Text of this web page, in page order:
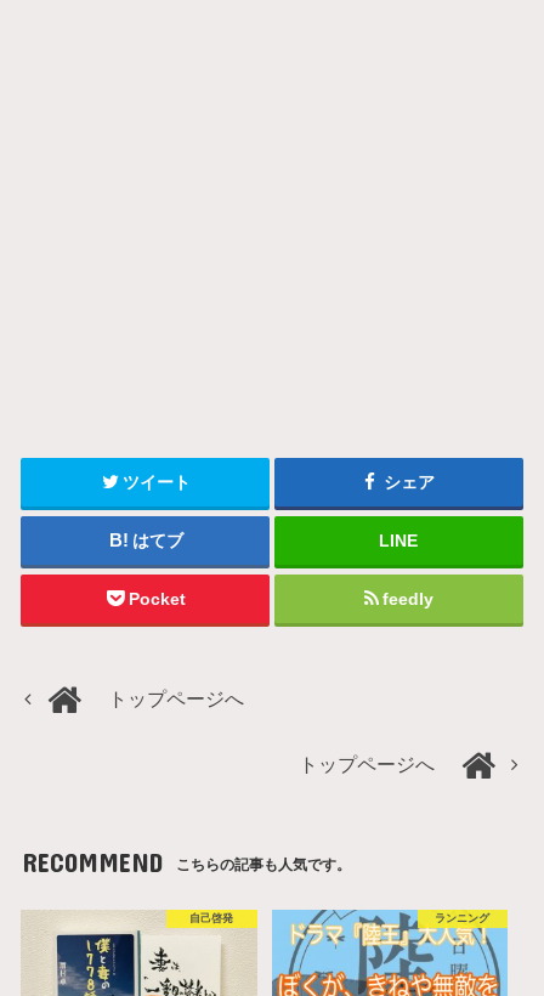
ツイート シェア
はてブ LINE
Pocket feedly
トップページへ
トップページへ
RECOMMEND こちらの記事も人気です。
自己啓発 ランニング